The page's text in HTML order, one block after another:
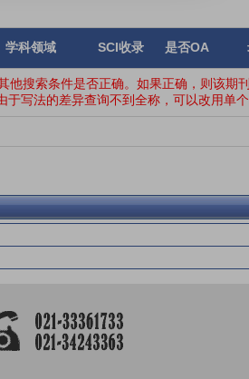
学科领域 SCI收录 是否OA
搜索条件是否正确。如果正确，则该期刊
写法的差异查询不到全称，可以改用单